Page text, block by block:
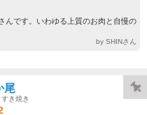
んです。いわゆる上質のお肉と自慢の
by SHINさん
尾
き焼き